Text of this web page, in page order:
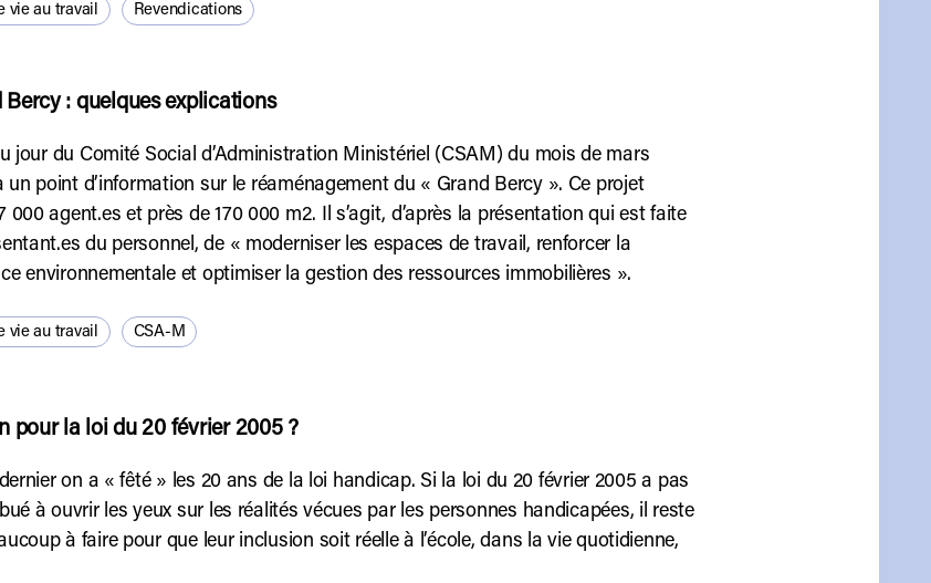
vie au travail Revendications
Bercy : quelques explications
jour du Comité Social d’Administration Ministériel (CSAM) du mois de mars
un point d’information sur le réaménagement du « Grand Bercy ». Ce projet
000 agent.es et près de 170 000 m2. Il s’agit, d’après la présentation qui est faite
du personnel, de « moderniser les espaces de travail, renforcer la
environnementale et optimiser la gestion des ressources immobilières ».
vie au travail CSA-M
pour la loi du 20 février 2005 ?
on a « fêté » les 20 ans de la loi handicap. Si la loi du 20 février 2005 a pas
à ouvrir les yeux sur les réalités vécues par les personnes handicapées, il reste
à faire pour que leur inclusion soit réelle à l’école, dans la vie quotidienne,